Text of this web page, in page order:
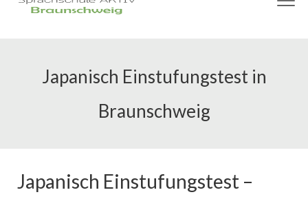
Japanisch Einstufungstest in
Braunschweig
Japanisch Einstufungstest –